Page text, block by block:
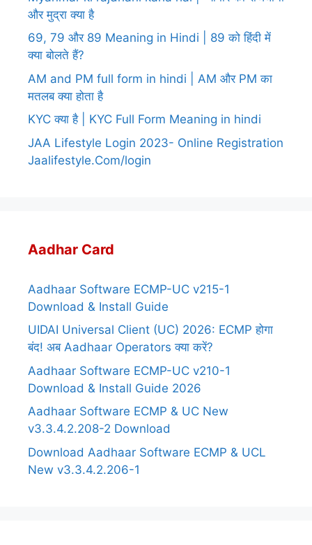
और मुद्रा क्या है
69, 79 और 89 Meaning in Hindi | 89 को हिंदी में
क्या बोलते हैं?
AM and PM full form in hindi | AM और PM का
मतलब क्या होता है
KYC क्या है | KYC Full Form Meaning in hindi
JAA Lifestyle Login 2023- Online Registration
Jaalifestyle.Com/login
Aadhar Card
Aadhaar Software ECMP-UC v215-1
Download & Install Guide
UIDAI Universal Client (UC) 2026: ECMP होगा
बंद! अब Aadhaar Operators क्या करें?
Aadhaar Software ECMP-UC v210-1
Download & Install Guide 2026
Aadhaar Software ECMP & UC New
v3.3.4.2.208-2 Download
Download Aadhaar Software ECMP & UCL
New v3.3.4.2.206-1